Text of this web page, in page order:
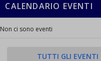
CALENDARIO EVENTI
Non ci sono eventi
TUTTI GLI EVENTI